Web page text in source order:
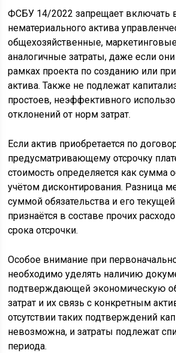
ФСБУ 14/2022 запрещает включать
нематериального актива
общехозяйственные,
аналогичные затраты, даже если
рамках проекта по созданию или
актива. Также не подлежат
простоев, неэффективного
отклонений от норм затрат.
Если актив приобретается по
предусматривающему отсрочку
стоимость определяется как сумма
учётом дисконтирования. Разница
суммой обязательства и его
признаётся в составе прочих
срока отсрочки.
Особое внимание при
необходимо уделять наличию
подтверждающей экономическую
затрат и их связь с конкретным
отсутствии таких подтверждений
невозможна, и затраты подлежат
периода.